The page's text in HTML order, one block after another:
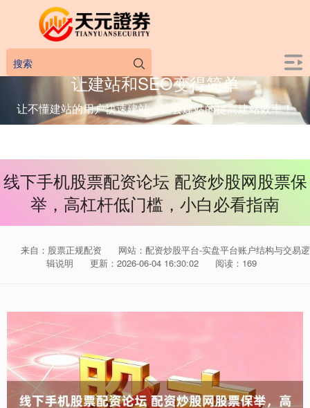
让建站和SEO变得简单
让不懂建站的用户快速建站，让会建站的提高建站效率！
线下手机股票配资论坛 配资炒股网股票保
举，高杠杆低门槛，小白必看指南
来自：股票正规配资
网站：配资炒股平台-实盘平台账户结构与交易逻
辑说明
更新：2026-06-04 16:30:02 阅读：169